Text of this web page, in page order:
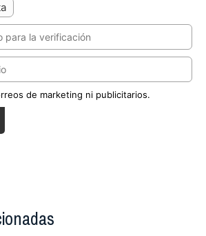
de marketing ni publicitarios.